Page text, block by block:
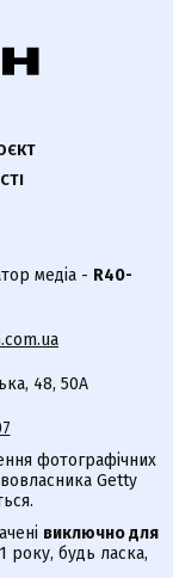
медіа - R40-
48, 50А
фотографічних
Getty
виключно для
будь ласка,